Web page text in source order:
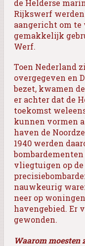
de Helderse
Rijkswerf
aangericht om te
gemakkelijk
Werf.
Toen Nederland
overgegeven en
bezet, kwamen
er achter dat de
toekomst
kunnen vormen
haven de
1940 werden
vliegtuigen op
nauwkeurig
neer op
havengebied. Er
gewonden.
Waarom moesten